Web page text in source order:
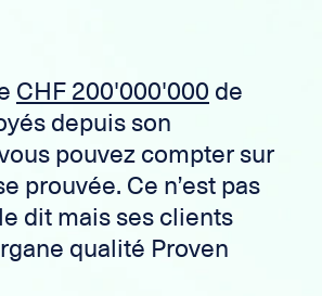
CHF 200'000'000 de
depuis son
pouvez compter sur
prouvée. Ce n’est pas
dit mais ses clients
qualité Proven